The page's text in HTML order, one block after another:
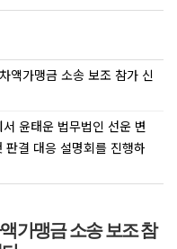
액가맹금 소송 보조 참가 신
윤태운 법무법인 선운 변
결 대응 설명회를 진행하
가맹금 소송 보조 참